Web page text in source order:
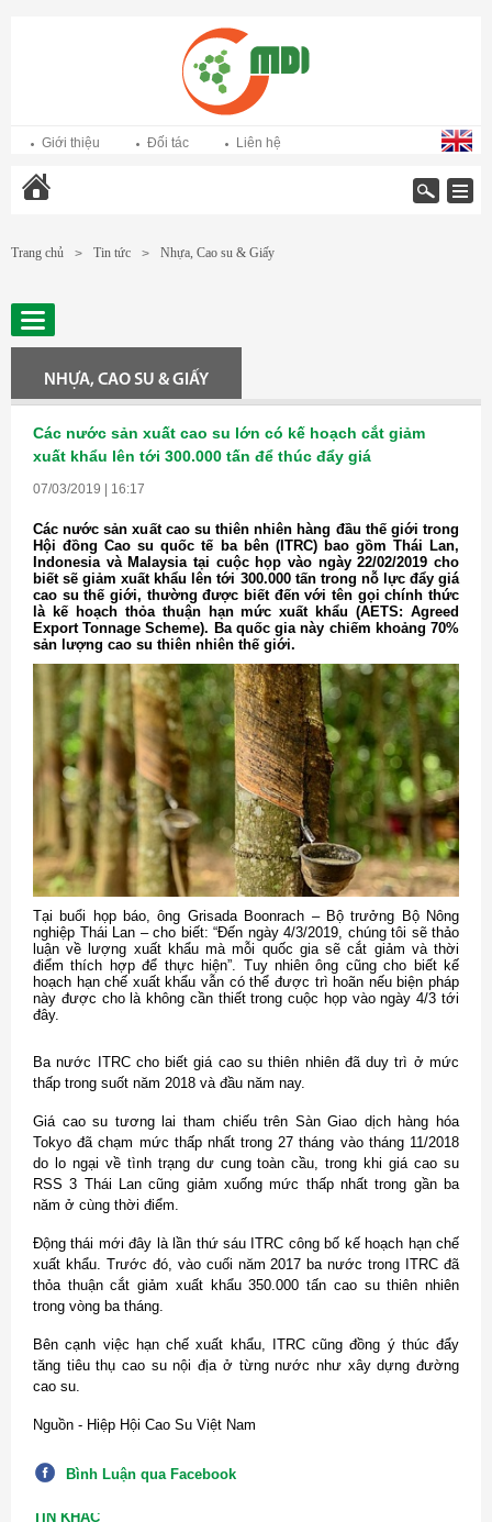
Giới thiệu Đối tác Liên hệ
Trang chủ > Tin tức > Nhựa, Cao su & Giấy
NHỰA, CAO SU & GIẤY
Các nước sản xuất cao su lớn có kế hoạch cắt giảm
xuất khẩu lên tới 300.000 tấn để thúc đẩy giá
07/03/2019 | 16:17
Các nước sản xuất cao su thiên nhiên hàng đầu thế giới trong
Hội đồng Cao su quốc tế ba bên (ITRC) bao gồm Thái Lan,
Indonesia và Malaysia tại cuộc họp vào ngày 22/02/2019 cho
biết sẽ giảm xuất khẩu lên tới 300.000 tấn trong nỗ lực đẩy giá
cao su thế giới, thường được biết đến với tên gọi chính thức
là kế hoạch thỏa thuận hạn mức xuất khẩu (AETS: Agreed
Export Tonnage Scheme). Ba quốc gia này chiếm khoảng 70%
sản lượng cao su thiên nhiên thế giới.
Tại buổi họp báo, ông Grisada Boonrach – Bộ trưởng Bộ Nông
nghiệp Thái Lan – cho biết: “Đến ngày 4/3/2019, chúng tôi sẽ thảo
luận về lượng xuất khẩu mà mỗi quốc gia sẽ cắt giảm và thời
điểm thích hợp để thực hiện”. Tuy nhiên ông cũng cho biết kế
hoạch hạn chế xuất khẩu vẫn có thể được trì hoãn nếu biện pháp
này được cho là không cần thiết trong cuộc họp vào ngày 4/3 tới
đây.
Ba nước ITRC cho biết giá cao su thiên nhiên đã duy trì ở mức
thấp trong suốt năm 2018 và đầu năm nay.
Giá cao su tương lai tham chiếu trên Sàn Giao dịch hàng hóa
Tokyo đã chạm mức thấp nhất trong 27 tháng vào tháng 11/2018
do lo ngại về tình trạng dư cung toàn cầu, trong khi giá cao su
RSS 3 Thái Lan cũng giảm xuống mức thấp nhất trong gần ba
năm ở cùng thời điểm.
Động thái mới đây là lần thứ sáu ITRC công bố kế hoạch hạn chế
xuất khẩu. Trước đó, vào cuối năm 2017 ba nước trong ITRC đã
thỏa thuận cắt giảm xuất khẩu 350.000 tấn cao su thiên nhiên
trong vòng ba tháng.
Bên cạnh việc hạn chế xuất khẩu, ITRC cũng đồng ý thúc đẩy
tăng tiêu thụ cao su nội địa ở từng nước như xây dựng đường
cao su.
Nguồn - Hiệp Hội Cao Su Việt Nam
Bình Luận qua Facebook
TIN KHÁC